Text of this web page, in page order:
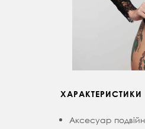
ХАРАКТЕРИСТИКИ
Аксесуар